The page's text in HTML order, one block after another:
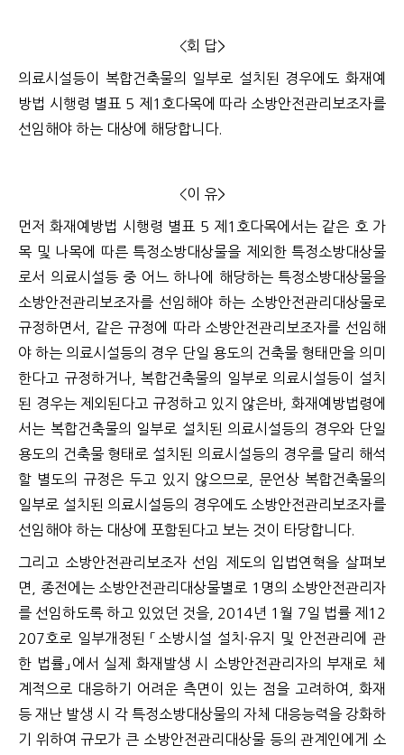
<회 답>
의료시설등이 복합건축물의 일부로 설치된 경우에도 화재예
방법 시행령 별표 5 제1호다목에 따라 소방안전관리보조자를
선임해야 하는 대상에 해당합니다.
<이 유>
먼저 화재예방법 시행령 별표 5 제1호다목에서는 같은 호 가
목 및 나목에 따른 특정소방대상물을 제외한 특정소방대상물
로서 의료시설등 중 어느 하나에 해당하는 특정소방대상물을
소방안전관리보조자를 선임해야 하는 소방안전관리대상물로
규정하면서, 같은 규정에 따라 소방안전관리보조자를 선임해
야 하는 의료시설등의 경우 단일 용도의 건축물 형태만을 의미
한다고 규정하거나, 복합건축물의 일부로 의료시설등이 설치
된 경우는 제외된다고 규정하고 있지 않은바, 화재예방법령에
서는 복합건축물의 일부로 설치된 의료시설등의 경우와 단일
용도의 건축물 형태로 설치된 의료시설등의 경우를 달리 해석
할 별도의 규정은 두고 있지 않으므로, 문언상 복합건축물의
일부로 설치된 의료시설등의 경우에도 소방안전관리보조자를
선임해야 하는 대상에 포함된다고 보는 것이 타당합니다.
그리고 소방안전관리보조자 선임 제도의 입법연혁을 살펴보
면, 종전에는 소방안전관리대상물별로 1명의 소방안전관리자
를 선임하도록 하고 있었던 것을, 2014년 1월 7일 법률 제12
207호로 일부개정된 「소방시설 설치·유지 및 안전관리에 관
한 법률」에서 실제 화재발생 시 소방안전관리자의 부재로 체
계적으로 대응하기 어려운 측면이 있는 점을 고려하여, 화재
등 재난 발생 시 각 특정소방대상물의 자체 대응능력을 강화하
기 위하여 규모가 큰 소방안전관리대상물 등의 관계인에게 소